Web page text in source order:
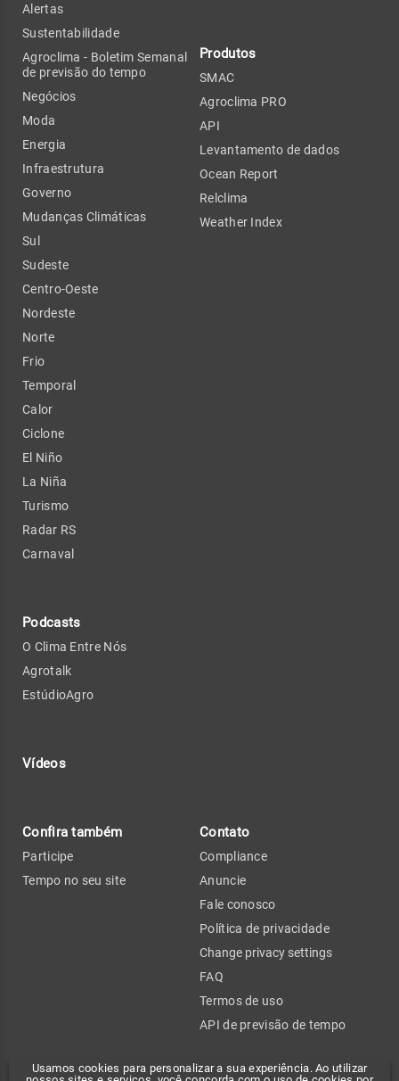
Usamos cookies para personalizar a sua experiência. Ao utilizar
Alertas
Sustentabilidade
Agroclima - Boletim Semanal
de previsão do tempo
Negócios
Moda
Energia
Infraestrutura
Governo
Mudanças Climáticas
Sul
Sudeste
Centro-Oeste
Nordeste
Norte
Frio
Temporal
Calor
Ciclone
El Niño
La Niña
Turismo
Radar RS
Carnaval
Podcasts
O Clima Entre Nós
Agrotalk
EstúdioAgro
Vídeos
Produtos
SMAC
Agroclima PRO
API
Levantamento de dados
Ocean Report
Relclima
Weather Index
Confira também
Participe
Tempo no seu site
Contato
Compliance
Anuncie
Fale conosco
Política de privacidade
Change privacy settings
FAQ
Termos de uso
API de previsão de tempo